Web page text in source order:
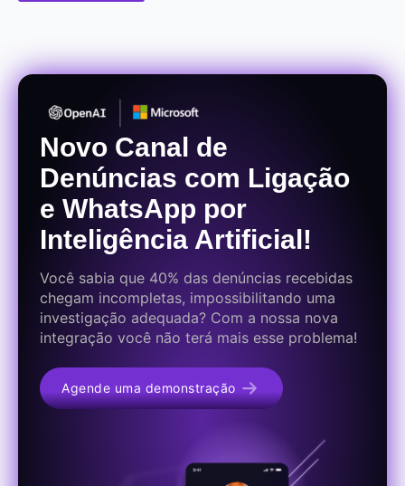
Novo Canal de
Denúncias com Ligação
e WhatsApp por
Inteligência Artificial!
Você sabia que 40% das denúncias recebidas
chegam incompletas, impossibilitando uma
investigação adequada? Com a nossa nova
integração você não terá mais esse problema!
Agende uma demonstração